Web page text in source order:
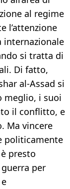
al regime
l’attenzione
internazionale
si tratta di
Di fatto,
al-Assad si
meglio, i suoi
il conflitto, e
Ma vincere
politicamente
presto
per